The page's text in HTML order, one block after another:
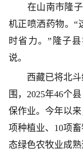
在山南市隆子
机正喷洒药物。“
时省力。”隆子
说。
西藏已将北斗
围，2025年46个
保作业。今年以
项种植业、10项
态绿色农牧业成